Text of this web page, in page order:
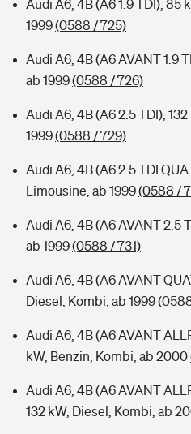
Audi A6, 4B (A6 1.9 TDI), 85
1999(0588 / 725)
Audi A6, 4B (A6 AVANT 1.9
ab 1999(0588 / 726)
Audi A6, 4B (A6 2.5 TDI),
1999(0588 / 729)
Audi A6, 4B (A6 2.5 TDI
Limousine, ab 1999(0588 /
Audi A6, 4B (A6 AVANT 2.5
ab 1999(0588 / 731)
Audi A6, 4B (A6 AVANT
Diesel, Kombi, ab 1999
Audi A6, 4B (A6 AVANT
kW, Benzin, Kombi, ab 2000
Audi A6, 4B (A6 AVANT
132 kW, Diesel, Kombi, ab